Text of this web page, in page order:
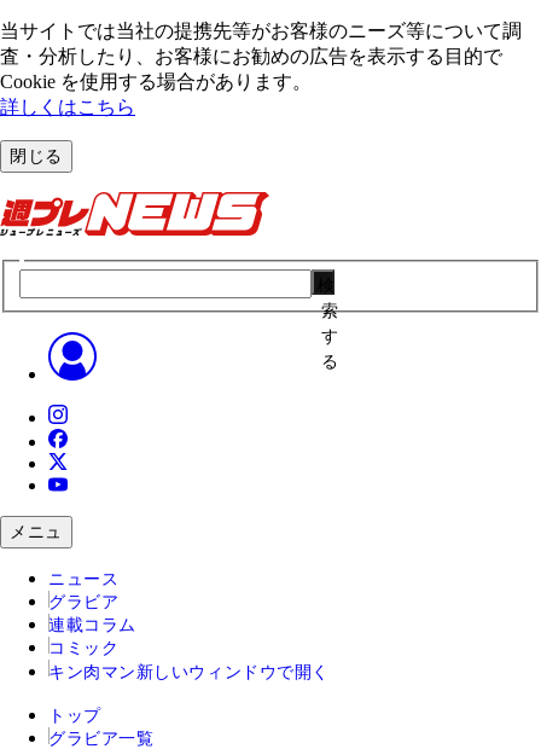
当サイトでは当社の提携先等がお客様のニーズ等について調
査・分析したり、お客様にお勧めの広告を表⽰する⽬的で
Cookie を使⽤する場合があります。
詳しくはこちら
閉じる
索
す
る
メニュ
ニュース
グラビア
連載コラム
コミック
キン肉マン 新しいウィンドウで開く
トップ
グラビア一覧